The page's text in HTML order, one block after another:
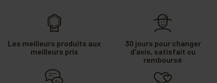
Les meilleurs produits aux
meilleurs prix
30 jours pour changer
d'avis, satisfait ou
remboursé